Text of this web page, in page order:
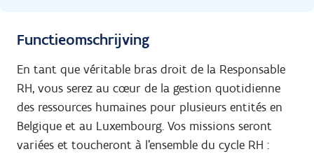
Functieomschrijving
En tant que véritable bras droit de la Responsable
RH, vous serez au cœur de la gestion quotidienne
des ressources humaines pour plusieurs entités en
Belgique et au Luxembourg. Vos missions seront
variées et toucheront à l’ensemble du cycle RH :